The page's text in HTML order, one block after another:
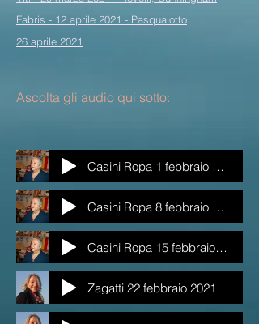
Fabris - 12 aprile 2021 - Pasqualotto
26 aprile 2021
Ascolta gli audio qui sotto:
Casini Ropa 1 febbraio 2021
Casini Ropa 8 febbraio 2021
Casini Ropa 15 febbraio 2021
Zagatti 22 febbraio 2021